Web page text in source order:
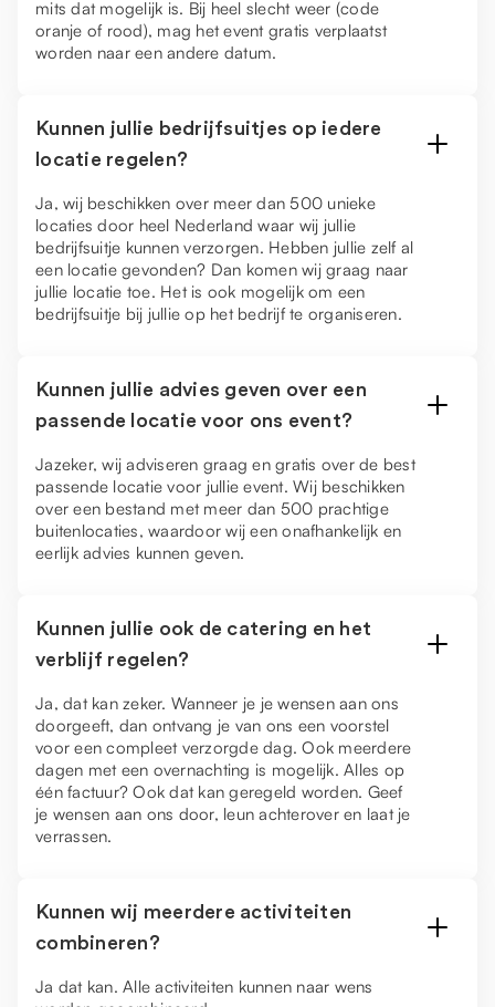
mits dat mogelijk is. Bij heel slecht weer (code
oranje of rood), mag het event gratis verplaatst
worden naar een andere datum.
Kunnen jullie bedrijfsuitjes op iedere
locatie regelen?
Ja, wij beschikken over meer dan 500 unieke
locaties door heel Nederland waar wij jullie
bedrijfsuitje kunnen verzorgen. Hebben jullie zelf al
een locatie gevonden? Dan komen wij graag naar
jullie locatie toe. Het is ook mogelijk om een
bedrijfsuitje bij jullie op het bedrijf te organiseren.
Kunnen jullie advies geven over een
passende locatie voor ons event?
Jazeker, wij adviseren graag en gratis over de best
passende locatie voor jullie event. Wij beschikken
over een bestand met meer dan 500 prachtige
buitenlocaties, waardoor wij een onafhankelijk en
eerlijk advies kunnen geven.
Kunnen jullie ook de catering en het
verblijf regelen?
Ja, dat kan zeker. Wanneer je je wensen aan ons
doorgeeft, dan ontvang je van ons een voorstel
voor een compleet verzorgde dag. Ook meerdere
dagen met een overnachting is mogelijk. Alles op
één factuur? Ook dat kan geregeld worden. Geef
je wensen aan ons door, leun achterover en laat je
verrassen.
Kunnen wij meerdere activiteiten
combineren?
Ja dat kan. Alle activiteiten kunnen naar wens